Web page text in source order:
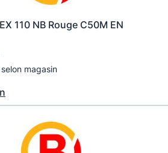
110 NB Rouge C50M EN
magasin